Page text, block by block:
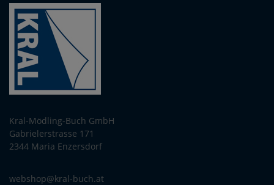
Kral-Mödling-Buch GmbH
Gabrielerstrasse 171
2344 Maria Enzersdorf
webshop@kral-buch.at